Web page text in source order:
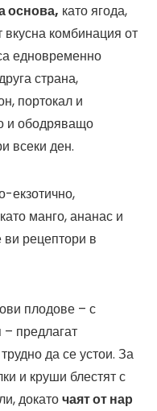
основа, като ягода,
вкусна комбинация от
едновременно
страна,
портокал и
и ободряващо
всеки ден.
екзотично,
като манго, ананас и
рецептори в
плодове – с
– предлагат
да се устои. За
и круши блестят с
докаточаят от нар